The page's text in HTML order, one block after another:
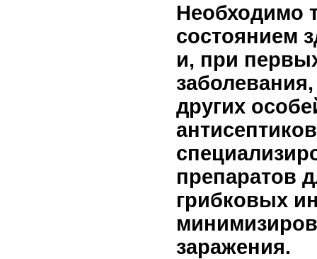
Необходимо
состоянием
и, при
других
препаратов
грибковых
заражения.